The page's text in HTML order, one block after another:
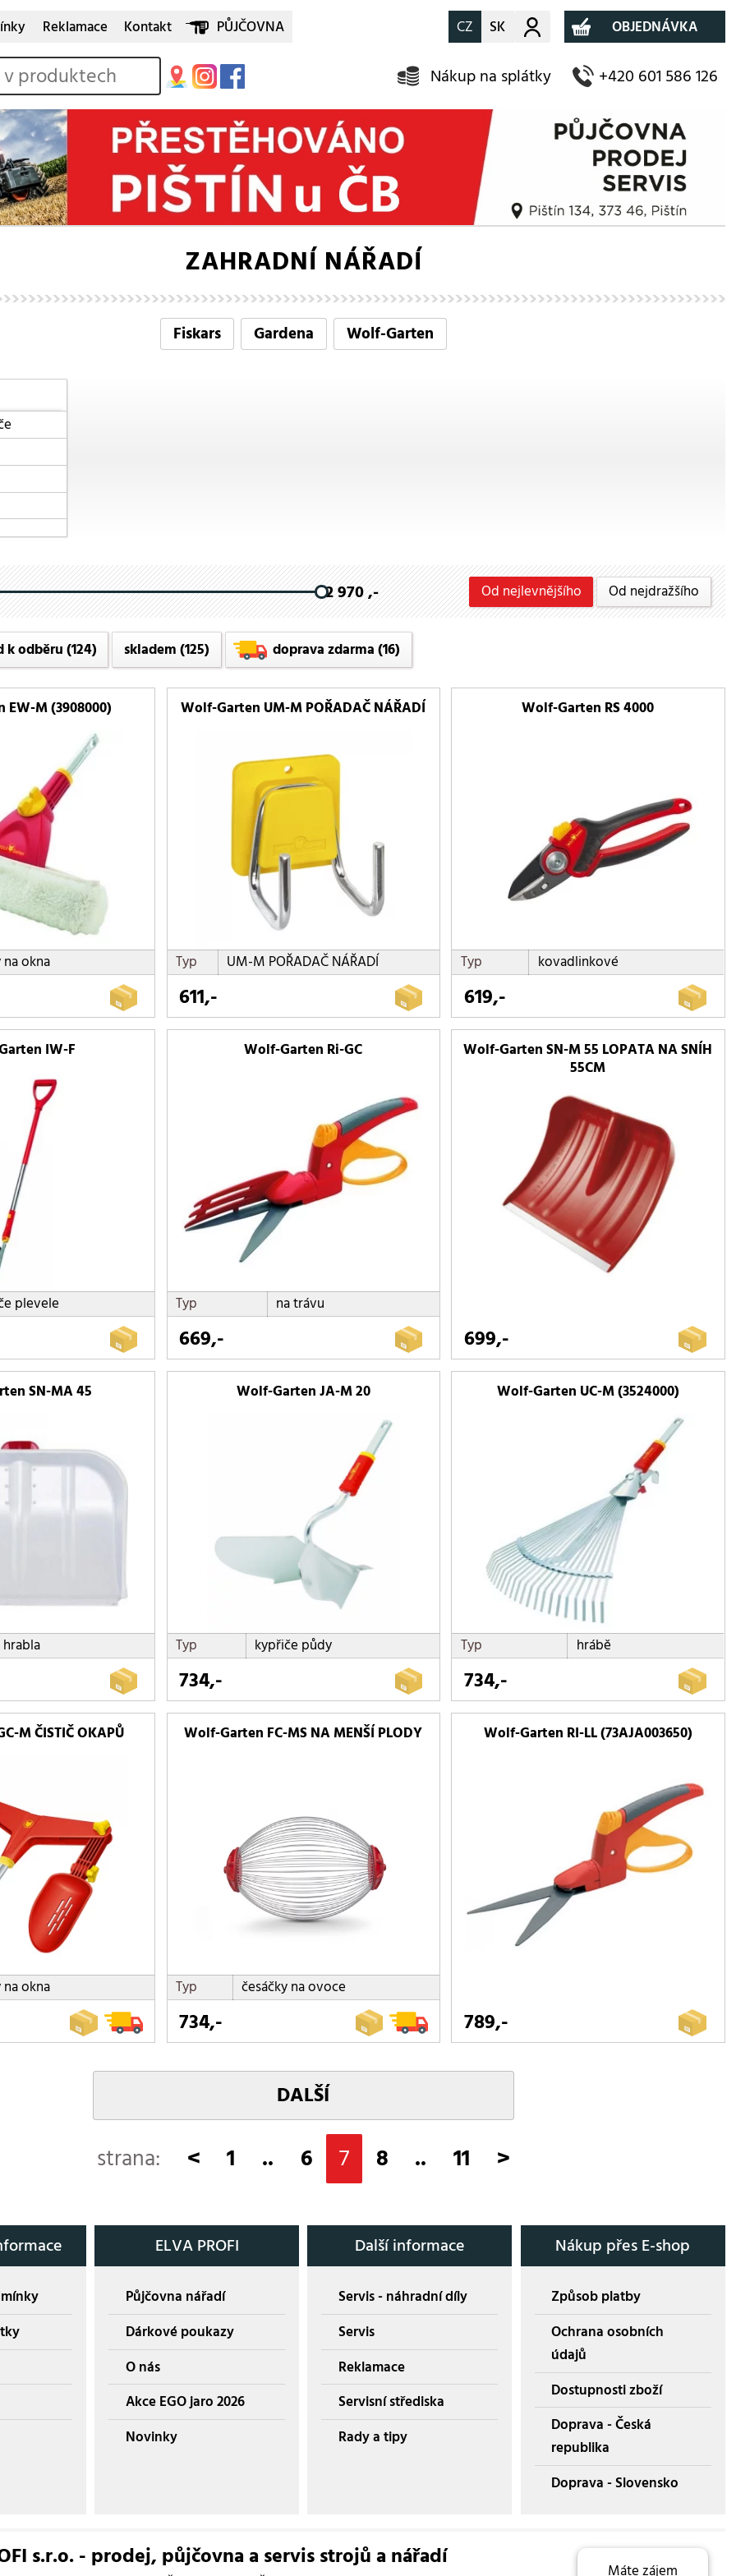
Reklamace Kontakt PŮJČOVNA CZ SK Můj účet OBJEDNÁVKA
Nákup na splátky +420 601 586 126
ZAHRADNÍ NÁŘADÍ
Fiskars Gardena Wolf-Garten
2 970 ,- Od nejlevnějšího Od nejdražšího
k odběru(124) skladem(125) doprava zdarma(16)
M (3908000)
okna
Wolf-Garten UM-M POŘADAČ NÁŘADÍ
Typ UM-M POŘADAČ NÁŘADÍ
611,-
Wolf-Garten RS 4000
Typ kovadlinkové
619,-
IW-F
plevele
Wolf-Garten Ri-GC
Typ na trávu
669,-
Wolf-Garten SN-M 55 LOPATA NA SNÍH
55CM
699,-
SN-MA 45
hrabla
Wolf-Garten JA-M 20
Typ kypřiče půdy
734,-
Wolf-Garten UC-M (3524000)
Typ hrábě
734,-
M ČISTIČ OKAPŮ
okna
Wolf-Garten FC-MS NA MENŠÍ PLODY
Typ česáčky na ovoce
734,-
Wolf-Garten RI-LL (73AJA003650)
789,-
DALŠÍ
strana: < 1 .. 6 7 8 .. 11 >
ELVA PROFI
Půjčovna nářadí
Dárkové poukazy
O nás
Akce EGO jaro 2026
Novinky
Další informace
Servis - náhradní díly
Servis
Reklamace
Servisní střediska
Rady a tipy
Nákup přes E-shop
Způsob platby
Ochrana osobních
údajů
Dostupnosti zboží
Doprava - Česká
republika
Doprava - Slovensko
s.r.o. - prodej, půjčovna a servis strojů a nářadí Máte zájem